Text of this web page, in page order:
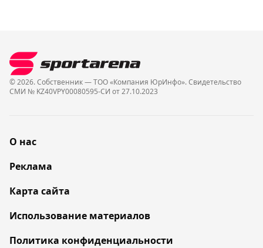
© 2026. Собственник — ТОО «Компания ЮрИнфо». Cвидетельство
СМИ № KZ40VPY00080595-СИ от 27.10.2023
О нас
Реклама
Карта сайта
Использование материалов
Политика конфиденциальности